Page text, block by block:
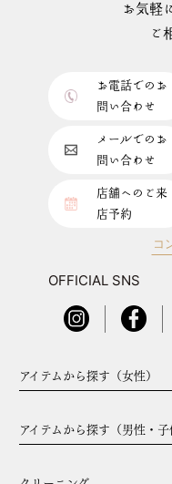
お気軽
ご
お電話でのお
問い合わせ
メールでのお
問い合わせ
店舗へのご来
店予約
コ
OFFICIAL SNS
アイテムから探す（女性）
アイテムから探す（男性・子